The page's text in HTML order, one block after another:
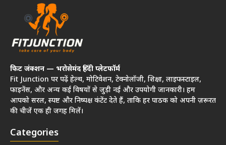
फिट जंक्शन — भरोसेमंद हिंदी प्लेटफॉर्म
Fit Junction पर पढ़ें हेल्थ, मोटिवेशन, टेक्नोलॉजी, शिक्षा, लाइफस्टाइल,
फाइनेंस, और अन्य कई विषयों से जुड़ी नई और उपयोगी जानकारी। हम
आपको सरल, स्पष्ट और निष्पक्ष कंटेंट देते हैं, ताकि हर पाठक को अपनी ज़रूरत
की चीजें एक ही जगह मिलें।
Categories